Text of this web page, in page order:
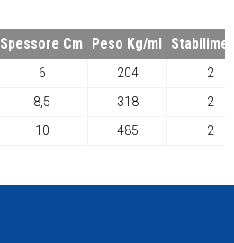
Spessore Cm Peso Kg/ml
6 204
2
8,5 318
2
10 485 2